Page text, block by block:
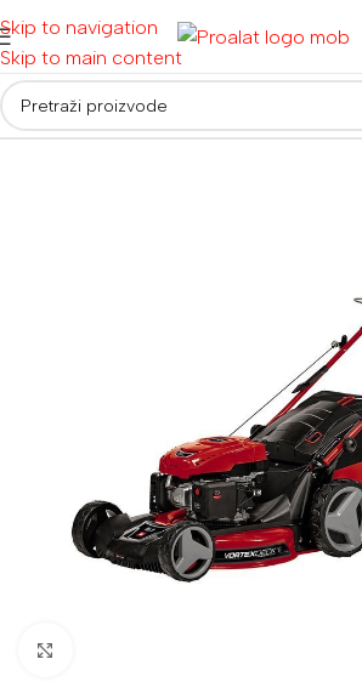
Skip to navigation
Skip to main content
Početna/ Alati za vrt i dom